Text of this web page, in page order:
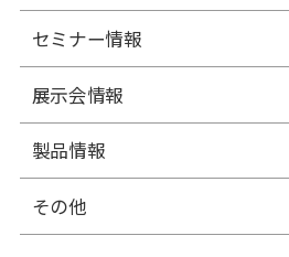
セミナー情報
展⽰会情報
製品情報
その他